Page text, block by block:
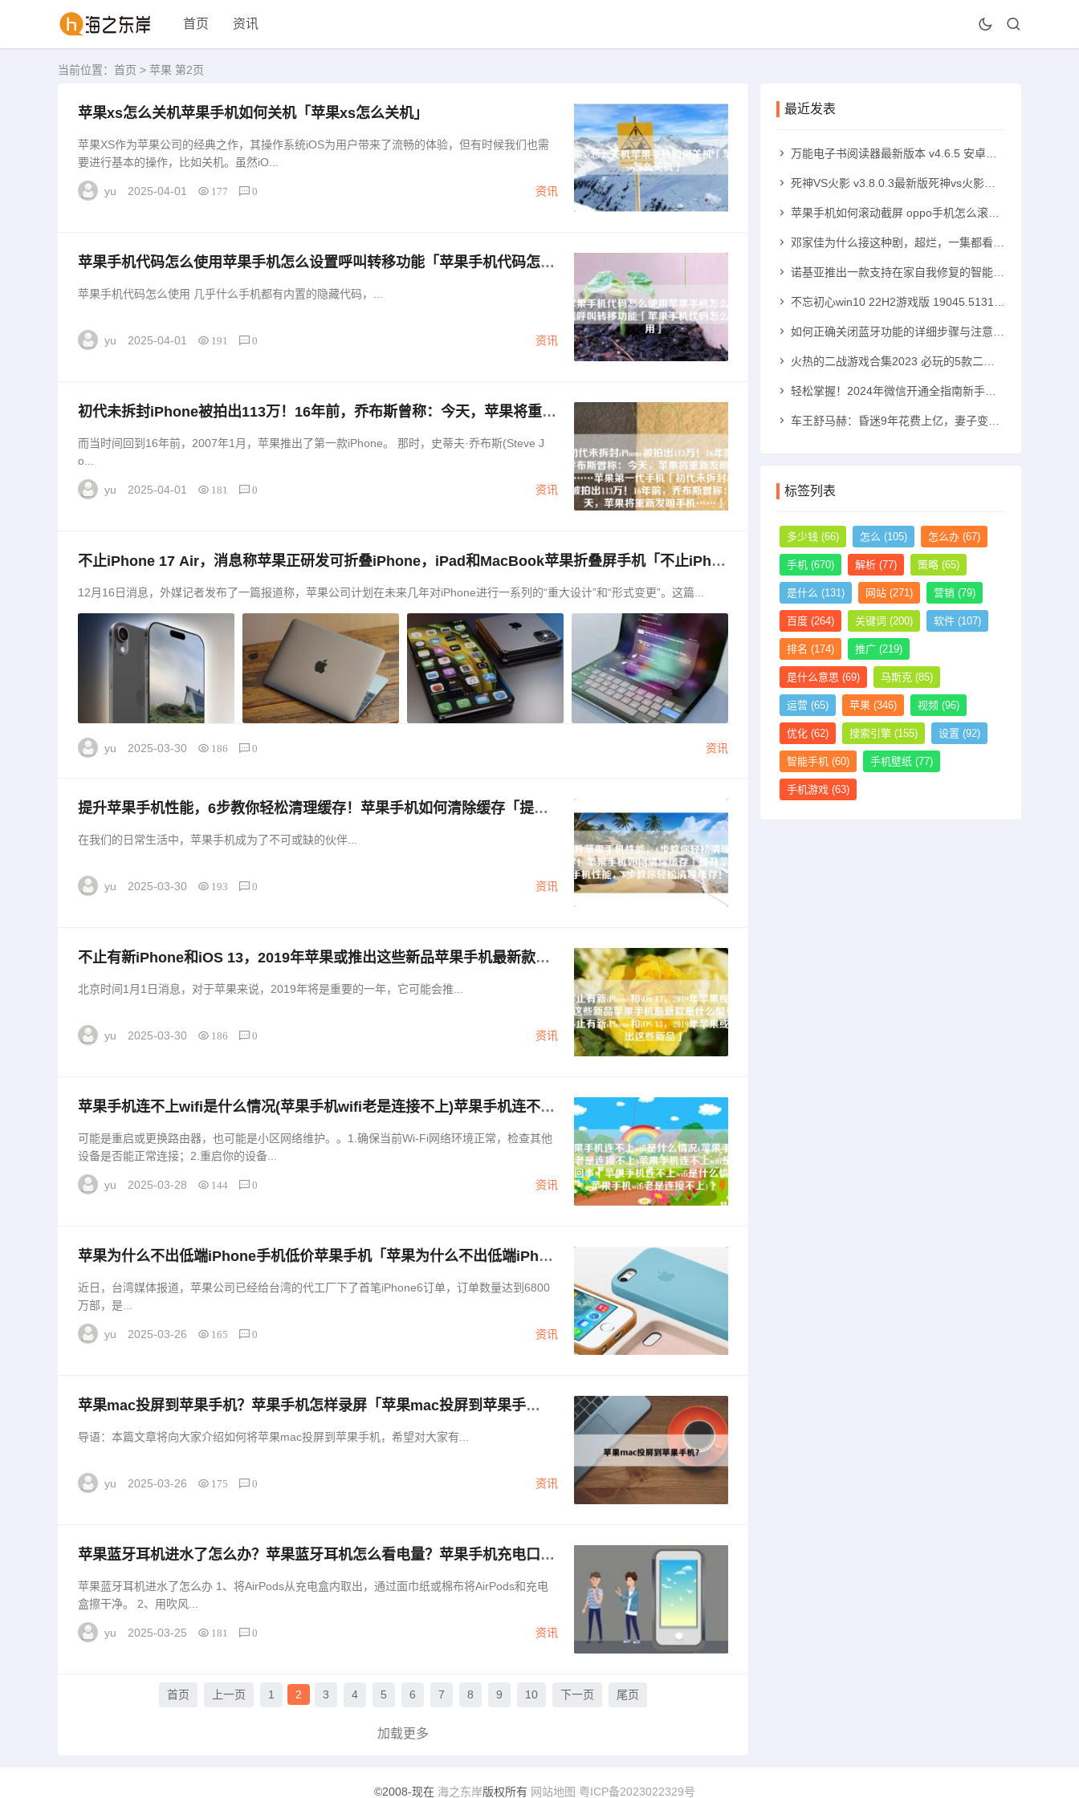
首页 资讯
当前位置： 首页 > 苹果 第2页
苹果xs怎么关机苹果手机如何关机「苹果xs怎么关机」
苹果XS作为苹果公司的经典之作，其操作系统iOS为用户带来了流畅的体验，但有时候我们也需
要进行基本的操作，比如关机。虽然iO...
yu 2025-04-01 177 0 资讯
苹果手机代码怎么使用苹果手机怎么设置呼叫转移功能「苹果手机代码怎么
苹果手机代码怎么使用 几乎什么手机都有内置的隐藏代码，...
yu 2025-04-01 191 0 资讯
初代未拆封iPhone被拍出113万！16年前，乔布斯曾称：今天，苹果将重新
乔布斯曾称：今天，苹果将重新发明手机……」
而当时间回到16年前，2007年1月，苹果推出了第一款iPhone。 那时，史蒂夫·乔布斯(Steve J
o...
yu 2025-04-01 181 0 资讯
不止iPhone 17 Air，消息称苹果正研发可折叠iPhone，iPad和MacBook苹果折叠屏手机「不止iPho
12月16日消息，外媒记者发布了一篇报道称，苹果公司计划在未来几年对iPhone进行一系列的“重大设计”和“形式变更”。这篇...
yu 2025-03-30 186 0 资讯
提升苹果手机性能，6步教你轻松清理缓存！苹果手机如何清除缓存「提升
在我们的日常生活中，苹果手机成为了不可或缺的伙伴...
yu 2025-03-30 193 0 资讯
不止有新iPhone和iOS 13，2019年苹果或推出这些新品苹果手机最新款是
北京时间1月1日消息，对于苹果来说，2019年将是重要的一年，它可能会推...
yu 2025-03-30 186 0 资讯
苹果手机连不上wifi是什么情况(苹果手机wifi老是连接不上)苹果手机连不上
上)」
可能是重启或更换路由器，也可能是小区网络维护。。1.确保当前Wi-Fi网络环境正常，检查其他
设备是否能正常连接；2.重启你的设备...
yu 2025-03-28 144 0 资讯
苹果为什么不出低端iPhone手机低价苹果手机「苹果为什么不出低端iPhon
近日，台湾媒体报道，苹果公司已经给台湾的代工厂下了首笔iPhone6订单，订单数量达到6800
万部，是...
yu 2025-03-26 165 0 资讯
苹果mac投屏到苹果手机？苹果手机怎样录屏「苹果mac投屏到苹果手
导语：本篇文章将向大家介绍如何将苹果mac投屏到苹果手机，希望对大家有...
yu 2025-03-26 175 0 资讯
苹果蓝牙耳机进水了怎么办？苹果蓝牙耳机怎么看电量？苹果手机充电口进
苹果蓝牙耳机进水了怎么办 1、将AirPods从充电盒内取出，通过面巾纸或棉布将AirPods和充电
盒擦干净。 2、用吹风...
yu 2025-03-25 181 0 资讯
首页 上一页 1 2 3 4 5 6 7 8 9 10 下一页 尾页
加载更多
最近发表
万能电子书阅读器最新版本 v4.6.5 安卓版手机txt阅读器「万能电子书阅读器最新版本 v4.6.5 安卓版」
死神VS火影 v3.8.0.3最新版死神vs火影手机版「死神VS火影 v3.8.0.3最新版」
苹果手机如何滚动截屏 oppo手机怎么滚动截屏苹果手机怎么滚动截屏「苹果手机如何滚动截屏 oppo手机怎么滚动截屏」
邓家佳为什么接这种剧，超烂，一集都看不下去！高中可以带手机吗「邓家佳为什么接这种剧，超烂，一集都看不下去！」
诺基亚推出一款支持在家自我修复的智能手机诺基亚智能手机「诺基亚推出一款支持在家自我修复的智能手机」
不忘初心win10 22H2游戏版 19045.5131 x64无更新版windows10手机版「不忘初心win10 22H2游戏版 19045.5131 x64无更新版」
如何正确关闭蓝牙功能的详细步骤与注意事项蓝牙手机「如何正确关闭蓝牙功能的详细步骤与注意事项」
火热的二战游戏合集2023 必玩的5款二战游戏推荐二战游戏手机游戏「火热的二战游戏合集2023 必玩的5款二战游戏推荐」
轻松掌握！2024年微信开通全指南新手机号怎么注册微信「轻松掌握！2024年微信开通全指南」
车王舒马赫：昏迷9年花费上亿，妻子变卖其私人飞机和别墅法拉利手机「车王舒马赫：昏迷9年花费上亿，妻子变卖其私人飞机和别墅」
标签列表
多少钱 (66) 怎么 (105) 怎么办 (67)
手机 (670) 解析 (77) 策略 (65)
是什么 (131) 网站 (271) 营销 (79)
百度 (264) 关键词 (200) 软件 (107)
排名 (174) 推广 (219)
是什么意思 (69) 马斯克 (85)
运营 (65) 苹果 (346) 视频 (96)
优化 (62) 搜索引擎 (155) 设置 (92)
智能手机 (60) 手机壁纸 (77)
手机游戏 (63)
©2008-现在 海之东岸版权所有 网站地图 粤ICP备2023022329号